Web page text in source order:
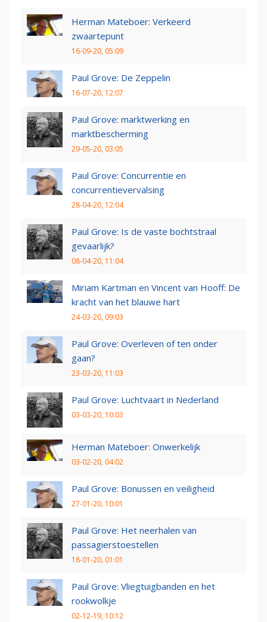
Herman Mateboer: Verkeerd
zwaartepunt
16-09-20, 05:09
Paul Grove: De Zeppelin
16-07-20, 12:07
Paul Grove: marktwerking en
marktbescherming
29-05-20, 03:05
Paul Grove: Concurrentie en
concurrentievervalsing
28-04-20, 12:04
Paul Grove: Is de vaste bochtstraal
gevaarlijk?
08-04-20, 11:04
Miriam Kartman en Vincent van Hooff: De
kracht van het blauwe hart
24-03-20, 09:03
Paul Grove: Overleven of ten onder
gaan?
23-03-20, 11:03
Paul Grove: Luchtvaart in Nederland
03-03-20, 10:03
Herman Mateboer: Onwerkelijk
03-02-20, 04:02
Paul Grove: Bonussen en veiligheid
27-01-20, 10:01
Paul Grove: Het neerhalen van
passagierstoestellen
18-01-20, 01:01
Paul Grove: Vliegtuigbanden en het
rookwolkje
02-12-19, 10:12